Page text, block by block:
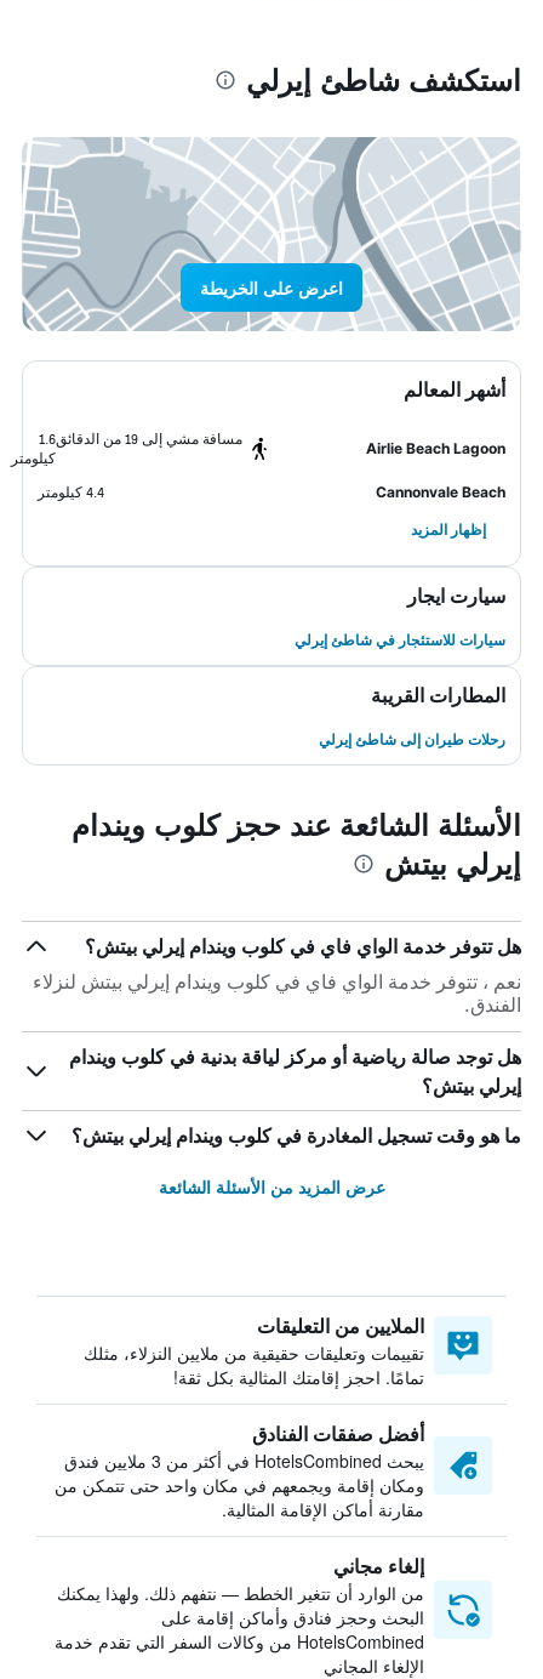
استكشف شاطئ إيرلي
اعرض على الخريطة
أشهر المعالم
Airlie Beach Lagoon
مسافة مشي إلى 19 من الدقائق
1.6
كيلومتر
Cannonvale Beach
4.4 كيلومتر
إظهار المزيد
سيارت ايجار
سيارات للاستئجار في شاطئ إيرلي
المطارات القريبة
رحلات طيران إلى شاطئ إيرلي
الأسئلة الشائعة عند حجز كلوب ويندام
إيرلي بيتش
هل تتوفر خدمة الواي فاي في كلوب ويندام إيرلي بيتش؟
نعم ، تتوفر خدمة الواي فاي في كلوب ويندام إيرلي بيتش لنزلاء
الفندق.
هل توجد صالة رياضية أو مركز لياقة بدنية في كلوب ويندام
إيرلي بيتش؟
ما هو وقت تسجيل المغادرة في كلوب ويندام إيرلي بيتش؟
عرض المزيد من الأسئلة الشائعة
الملايين من التعليقات
تقييمات وتعليقات حقيقية من ملايين النزلاء، مثلك
تمامًا. احجز إقامتك المثالية بكل ثقة!
أفضل صفقات الفنادق
يبحث HotelsCombined في أكثر من 3 ملايين فندق
ومكان إقامة ويجمعهم في مكان واحد حتى تتمكن من
مقارنة أماكن الإقامة المثالية.
إلغاء مجاني
من الوارد أن تتغير الخطط — نتفهم ذلك. ولهذا يمكنك
البحث وحجز فنادق وأماكن إقامة على
HotelsCombined من وكالات السفر التي تقدم خدمة
الإلغاء المجاني